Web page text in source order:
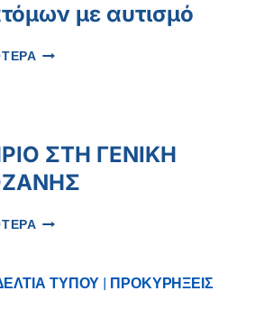
με αυτισμό
ΣΎΛΛΟΓΟΣ
ΑΤΌΜΩΝ
ΜΕ
ΑΥΤΙΣΜΌ
ΣΤΗ ΓΕΝΙΚΗ
ΕΥΧΑΡΙΣΤΗΡΙΟ
ΚΛΙΝΙΚΗ
ΤΥΠΟΥ | ΠΡΟΚΥΡΗΞΕΙΣ